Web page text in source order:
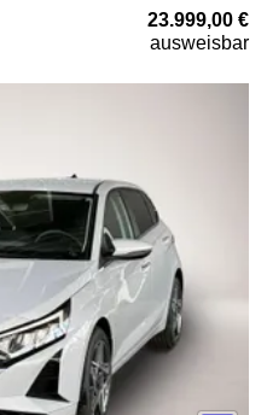
23.999,00 €
ausweisbar